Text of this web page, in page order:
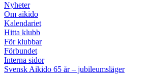
Nyheter
Om aikido
Kalendariet
Hitta klubb
För klubbar
Förbundet
Interna sidor
Svensk Aikido 65 år – jubileumsläger